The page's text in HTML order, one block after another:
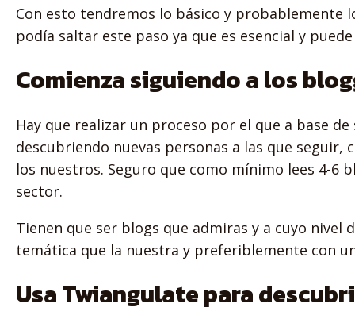
Con esto tendremos lo básico y probablemente
podía saltar este paso ya que es esencial y
Comienza siguiendo a los
Hay que realizar un proceso por el que a base
descubriendo nuevas personas a las que
los nuestros. Seguro que como mínimo lees 4-6
sector.
Tienen que ser blogs que admiras y a cuyo
temática que la nuestra y preferiblemente con
Usa Twiangulate para